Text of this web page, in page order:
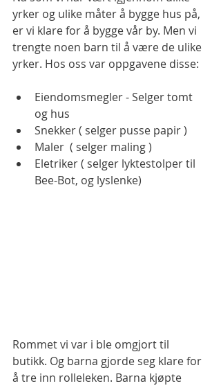
yrker og ulike måter å bygge hus på,
er vi klare for å bygge vår by. Men vi
trengte noen barn til å være de ulike
yrker. Hos oss var oppgavene disse:
Eiendomsmegler - Selger tomt
og hus
Snekker ( selger pusse papir )
Maler  ( selger maling )
Eletriker ( selger lyktestolper til
Bee-Bot, og lyslenke)
Rommet vi var i ble omgjort til
butikk. Og barna gjorde seg klare for
å tre inn rolleleken. Barna kjøpte